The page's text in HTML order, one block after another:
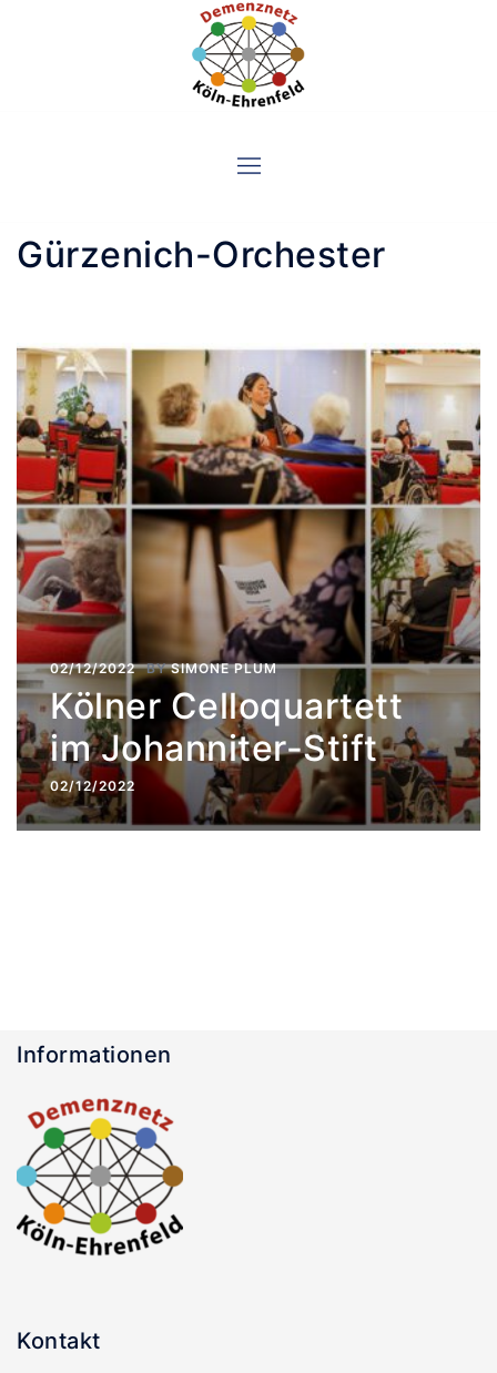
Gürzenich-Orchester
02/12/2022 BYSIMONE PLUM
Kölner Celloquartett
im Johanniter-Stift
02/12/2022
Informationen
Kontakt